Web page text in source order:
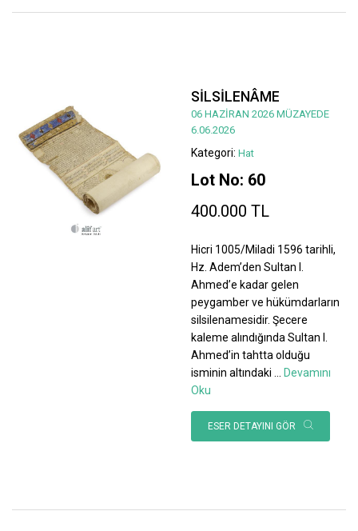
SİLSİLENÂME
06 HAZİRAN 2026 MÜZAYEDE
6.06.2026
Kategori: Hat
Lot No: 60
400.000 TL
Hicri 1005/Miladi 1596 tarihli,
Hz. Adem’den Sultan I.
Ahmed’e kadar gelen
peygamber ve hükümdarların
silsilenamesidir. Şecere
kaleme alındığında Sultan I.
Ahmed’in tahtta olduğu
isminin altındaki
Devamını
Oku
ESER DETAYINI GÖR